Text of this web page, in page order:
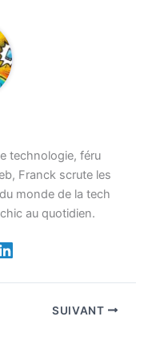
technologie, féru
Franck scrute les
monde de la tech
au quotidien.
SUIVANT